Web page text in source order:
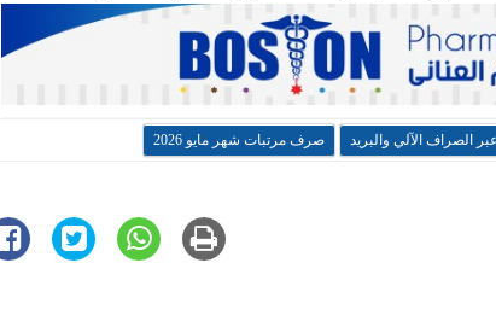
الصراف الآلي والبريد صرف مرتبات شهر مايو 2026